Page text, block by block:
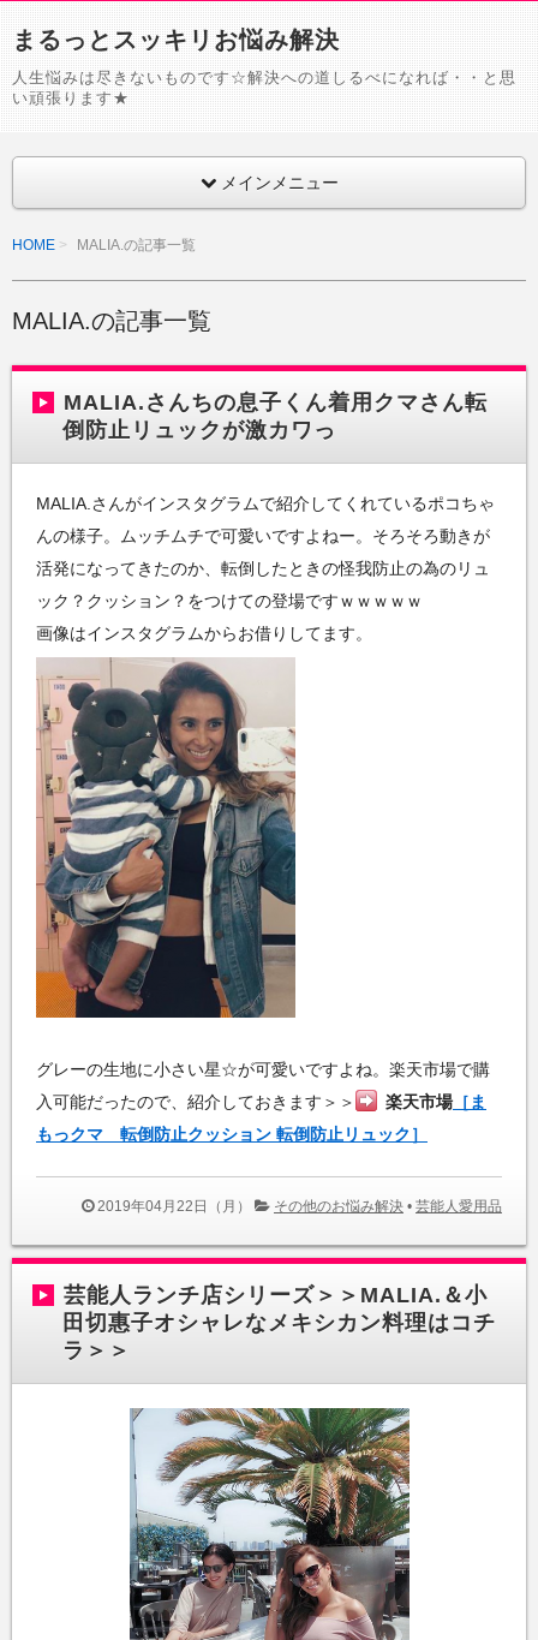
まるっとスッキリお悩み解決
人生悩みは尽きないものです☆解決への道しるべになれば・・と思
い頑張ります★
メインメニュー
HOME MALIA.の記事一覧
MALIA.の記事一覧
MALIA.さんちの息子くん着用クマさん転
倒防止リュックが激カワっ
MALIA.さんがインスタグラムで紹介してくれているポコちゃ
んの様子。ムッチムチで可愛いですよねー。そろそろ動きが
活発になってきたのか、転倒したときの怪我防止の為のリュ
ック？クッション？をつけての登場ですｗｗｗｗｗ
画像はインスタグラムからお借りしてます。
グレーの生地に小さい星☆が可愛いですよね。楽天市場で購
入可能だったので、紹介しておきます＞＞
楽天市場［ま
もっクマ 転倒防止クッション 転倒防止リュック］
2019年04月22日（月） その他のお悩み解決 • 芸能人愛用品
芸能人ランチ店シリーズ＞＞MALIA.＆小
田切惠子オシャレなメキシカン料理はコチ
ラ＞＞